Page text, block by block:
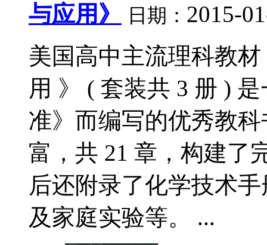
与应用》
日期： 2015-
美国高中主流理科教
用 》 ( 套装共 3 册 )
准》而编写的优秀教
富，共 21 章，构建了
后还附录了化学技术
及家庭实验等。 ...